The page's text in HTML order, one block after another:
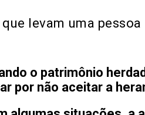
levam uma
o patrimônio
por não aceitar a